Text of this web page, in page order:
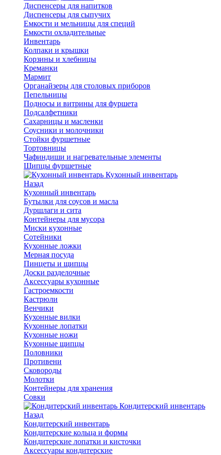
Диспенсеры для напитков
Диспенсеры для сыпучих
Емкости и мельницы для специй
Емкости охладительные
Инвентарь
Колпаки и крышки
Корзины и хлебницы
Креманки
Мармит
Органайзеры для столовых приборов
Пепельницы
Подносы и витрины для фуршета
Подсалфетники
Сахарницы и масленки
Соусники и молочники
Стойки фуршетные
Тортовницы
Чафиндиши и нагревательные элементы
Щипцы фуршетные
Кухонный инвентарь
Назад
Кухонный инвентарь
Бутылки для соусов и масла
Дуршлаги и сита
Контейнеры для мусора
Миски кухонные
Сотейники
Кухонные ложки
Мерная посуда
Пинцеты и щипцы
Доски разделочные
Аксессуары кухонные
Гастроемкости
Кастрюли
Венчики
Кухонные вилки
Кухонные лопатки
Кухонные ножи
Кухонные щипцы
Половники
Противени
Сковороды
Молотки
Контейнеры для хранения
Совки
Кондитерский инвентарь
Назад
Кондитерский инвентарь
Кондитерские кольца и формы
Кондитерские лопатки и кисточки
Аксессуары кондитерские